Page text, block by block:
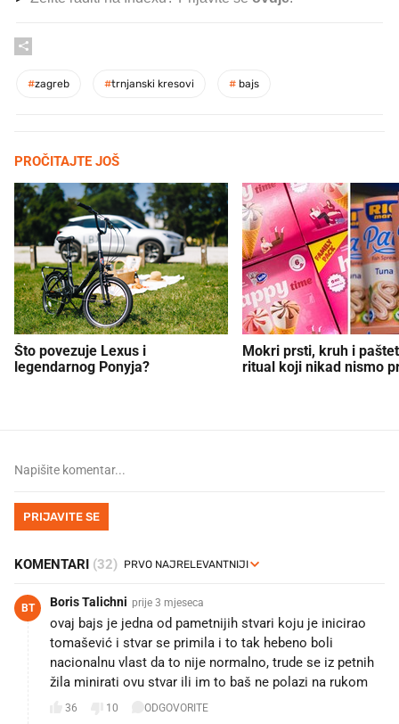
#zagreb #trnjanski kresovi # bajs
PROČITAJTE JOŠ
Što povezuje Lexus i
legendarnog Ponyja?
Mokri prsti, kruh i
ritual koji nikad nismo
PRIJAVITE SE
KOMENTARI (32)
BT Boris Talichni prije 3 mjeseca
ovaj bajs je jedna od pametnijih stvari koju je inicirao
tomašević i stvar se primila i to tak hebeno boli
nacionalnu vlast da to nije normalno, trude se iz petnih
žila minirati ovu stvar ili im to baš ne polazi na rukom
36 10 ODGOVORITE